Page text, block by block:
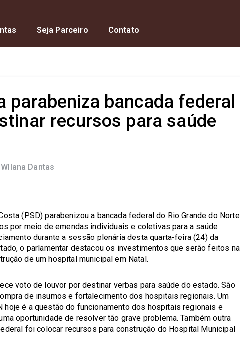
Seja Parceiro Contato
parabeniza bancada federal
recursos para saúde
Wllana Dantas
(PSD) parabenizou a bancada federal do Rio Grande do Norte
por meio de emendas individuais e coletivas para a saúde
durante a sessão plenária desta quarta-feira (24) da
o parlamentar destacou os investimentos que serão feitos na
de um hospital municipal em Natal.
voto de louvor por destinar verbas para saúde do estado. São
de insumos e fortalecimento dos hospitais regionais. Um
hoje é a questão do funcionamento dos hospitais regionais e
oportunidade de resolver tão grave problema. Também outra
foi colocar recursos para construção do Hospital Municipal